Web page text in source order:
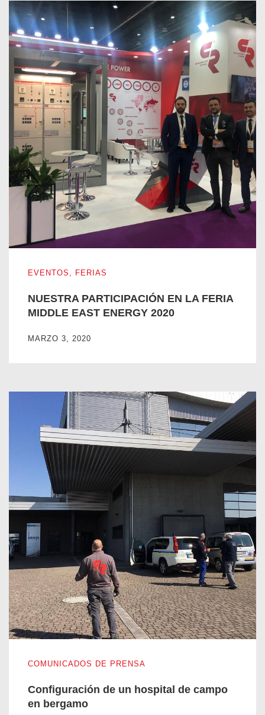
EVENTOS , FERIAS
NUESTRA PARTICIPACIÓN EN LA FERIA
MIDDLE EAST ENERGY 2020
MARZO 3, 2020
COMUNICADOS DE PRENSA
Configuración de un hospital de campo
en bergamo